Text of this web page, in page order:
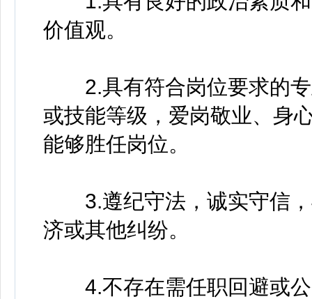
价值观。
2.具有符合岗位要求的专
或技能等级，爱岗敬业、身
能够胜任岗位。
3.遵纪守法，诚实守信，
济或其他纠纷。
4.不存在需任职回避或公